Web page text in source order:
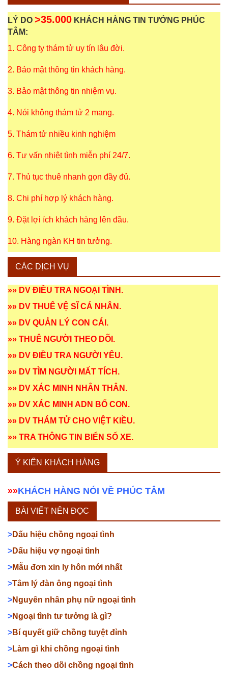
LÝ DO >35.000 KHÁCH HÀNG TIN TƯỞNG PHÚC
TÂM:
1. Công ty thám tử uy tín lâu đời.
2. Bảo mật thông tin khách hàng.
3. Bảo mật thông tin nhiệm vụ.
4. Nói không thám tử 2 mang.
5. Thám tử nhiều kinh nghiệm
6. Tư vấn nhiệt tình miễn phí 24/7.
7. Thủ tục thuê nhanh gọn đầy đủ.
8. Chi phí hợp lý khách hàng.
9. Đặt lợi ích khách hàng lên đầu.
10. Hàng ngàn KH tin tưởng.
CÁC DỊCH VỤ
»» DV ĐIỀU TRA NGOẠI TÌNH .
»» DV THUÊ VỆ SĨ CÁ NHÂN .
»» DV QUẢN LÝ CON CÁI .
»» THUÊ NGƯỜI THEO DÕI .
»» DV ĐIỀU TRA NGƯỜI YÊU.
»» DV TÌM NGƯỜI MẤT TÍCH .
»» DV XÁC MINH NHÂN THÂN .
»» DV XÁC MINH ADN BỐ CON .
»» DV THÁM TỬ CHO VIỆT KIỀU.
»» TRA THÔNG TIN BIỂN SỐ XE.
Ý KIẾN KHÁCH HÀNG
»»KHÁCH HÀNG NÓI VỀ PHÚC TÂM
BÀI VIẾT NÊN ĐỌC
>Dấu hiệu chồng ngoại tình
>Dấu hiệu vợ ngoại tình
>Mẫu đơn xin ly hôn mới nhất
>Tâm lý đàn ông ngoại tình
>Nguyên nhân phụ nữ ngoại tình
>Ngoại tình tư tưởng là gì?
>Bí quyết giữ chồng tuyệt đỉnh
>Làm gì khi chồng ngoại tình
>Cách theo dõi chồng ngoại tình